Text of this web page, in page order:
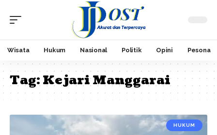
Wisata Hukum Nasional Politik Opini Pesona
Tag:Kejari Manggarai
HUKUM